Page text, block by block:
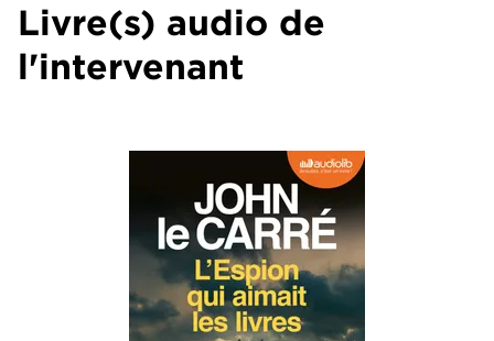
Livre(s) audio de
l'intervenant